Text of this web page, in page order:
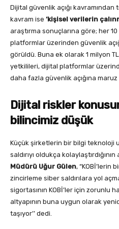
Dijital güvenlik açığı
kavram ise ‘kişisel verilerin
araştırma sonuçlarına göre; her
platformlar üzerinden güvenlik
görüldü. Buna ek olarak 1 milyon
yetkilileri, dijital platformlar
daha fazla güvenlik açığına maruz
Dijital riskler
bilincimiz düşük
Küçük şirketlerin bir bilgi teknoloji
saldırıyı oldukça kolaylaştırdığının
Müdürü Uğur Gülen, “KOBİ’lerin
zincirleme siber saldırılara yol
sigortasının KOBİ’ler için zorunlu
altyapının buna uygun olarak
taşıyor’’ dedi.